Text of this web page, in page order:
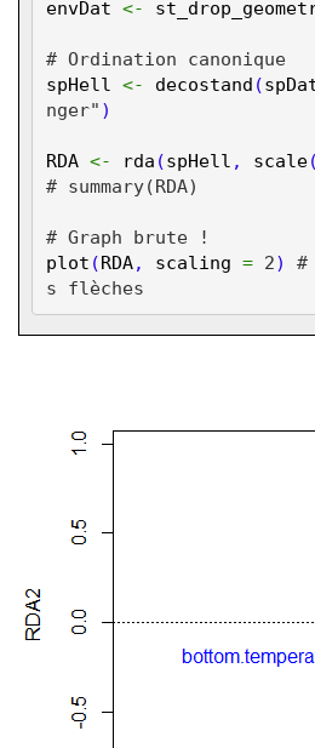
envDat <-
# Ordination canonique
spHell
<- decostand (
nger" )
RDA <- rda (spHell , scale(
# summary(RDA)
# Graph brute !
plot (RDA, scaling = 2)
#
s flèches